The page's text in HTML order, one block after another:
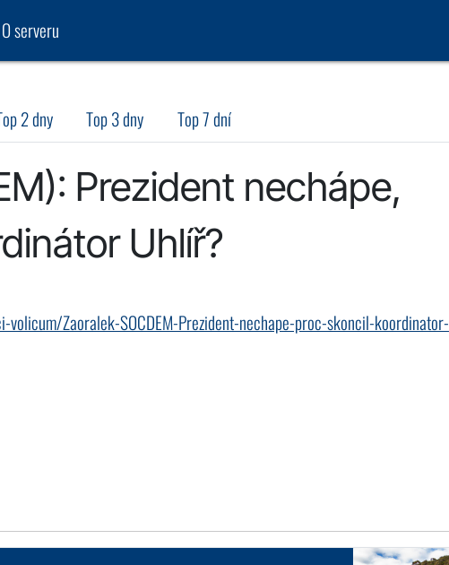
O serveru
2 dny Top 3 dny Top 7 dní
Prezident nechápe,
Uhlíř?
Zaoralek-SOCDEM-Prezident-nechape-proc-skoncil-koordinator-